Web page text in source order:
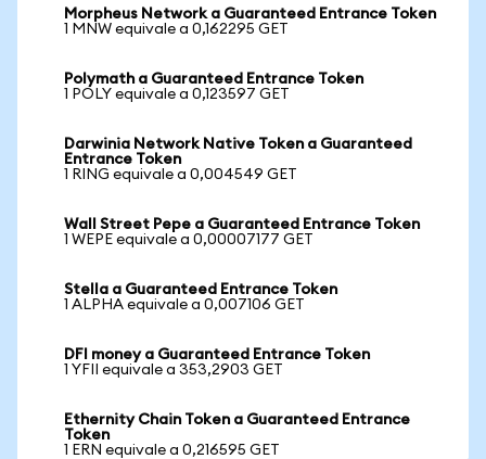
Morpheus Network a Guaranteed Entrance Token
1 MNW equivale a 0,162295 GET
Polymath a Guaranteed Entrance Token
1 POLY equivale a 0,123597 GET
Darwinia Network Native Token a Guaranteed
Entrance Token
1 RING equivale a 0,004549 GET
Wall Street Pepe a Guaranteed Entrance Token
1 WEPE equivale a 0,00007177 GET
Stella a Guaranteed Entrance Token
1 ALPHA equivale a 0,007106 GET
DFI money a Guaranteed Entrance Token
1 YFII equivale a 353,2903 GET
Ethernity Chain Token a Guaranteed Entrance
Token
1 ERN equivale a 0,216595 GET